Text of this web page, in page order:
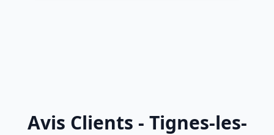
Avis Clients - Tignes-les-